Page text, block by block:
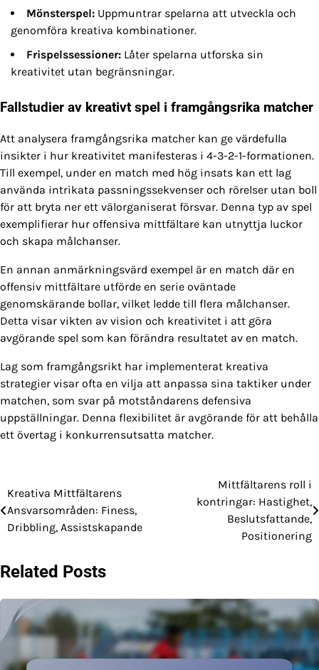
Mönsterspel: Uppmuntrar spelarna att utveckla och
genomföra kreativa kombinationer.
Frispelssessioner: Låter spelarna utforska sin
kreativitet utan begränsningar.
Fallstudier av kreativt spel i framgångsrika matcher
Att analysera framgångsrika matcher kan ge värdefulla
insikter i hur kreativitet manifesteras i 4-3-2-1-formationen.
Till exempel, under en match med hög insats kan ett lag
använda intrikata passningssekvenser och rörelser utan boll
för att bryta ner ett välorganiserat försvar. Denna typ av spel
exemplifierar hur offensiva mittfältare kan utnyttja luckor
och skapa målchanser.
En annan anmärkningsvärd exempel är en match där en
offensiv mittfältare utförde en serie oväntade
genomskärande bollar, vilket ledde till flera målchanser.
Detta visar vikten av vision och kreativitet i att göra
avgörande spel som kan förändra resultatet av en match.
Lag som framgångsrikt har implementerat kreativa
strategier visar ofta en vilja att anpassa sina taktiker under
matchen, som svar på motståndarens defensiva
uppställningar. Denna flexibilitet är avgörande för att behålla
ett övertag i konkurrensutsatta matcher.
Post
navigation
Kreativa Mittfältarens
Ansvarsområden: Finess,
Dribbling, Assistskapande
Mittfältarens roll i
kontringar: Hastighet,
Beslutsfattande,
Positionering
Related Posts